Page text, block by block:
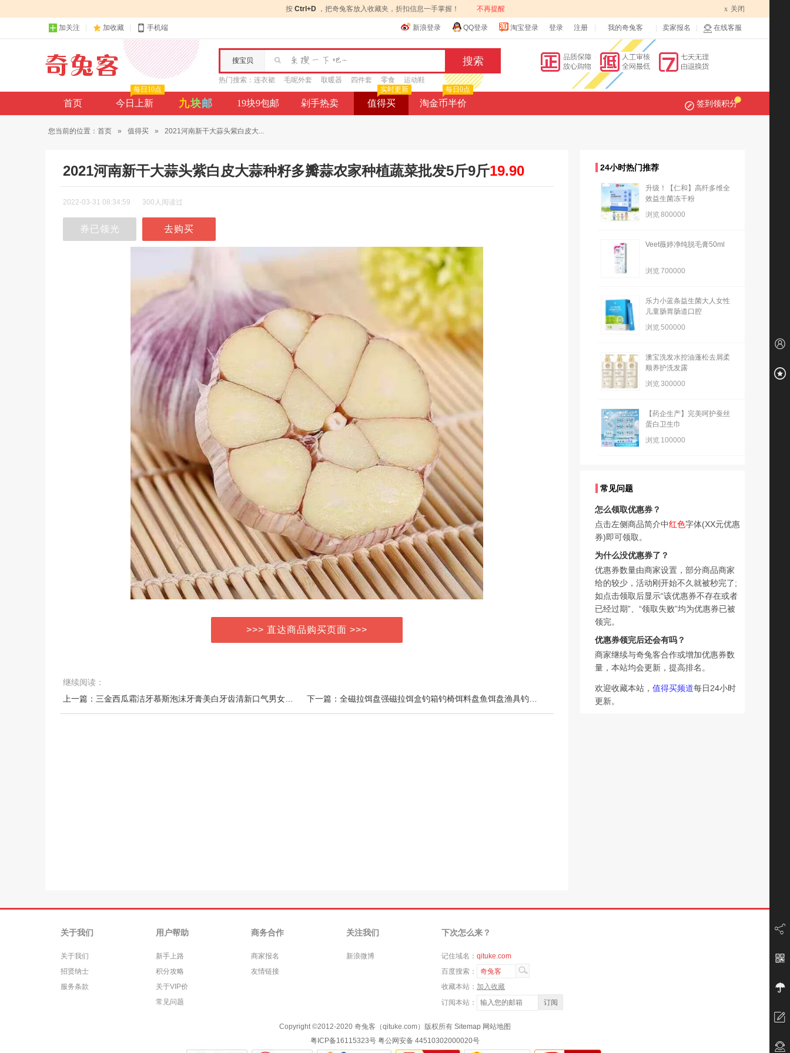
按 Ctrl+D ，把奇兔客放入收藏夹，折扣信息一手掌握！ 不再提醒 x 关闭
加关注 加收藏 手机端 新浪登录 QQ登录 淘宝登录 登录 注册 我的奇兔客 卖家报名 在线客服
搜宝贝
热门搜索： 连衣裙 毛呢外套 取暖器 四件套 零食 运动鞋
首页 今日上新
每日10点
九块邮 19块9包邮 剁手热卖 值得买
实时更新
淘金币半价
每日0点
签到领积分
您当前的位置： 首页 » 值得买 » 2021河南新干大蒜头紫白皮大...
2021河南新干大蒜头紫白皮大蒜种籽多瓣蒜农家种植蔬菜批发5斤9斤19.90
2022-03-31 08:34:59 300人阅读过
券已领光 去购买
>>> 直达商品购买页面 >>>
继续阅读：
24小时热门推荐
升级！【仁和】高纤多维全
效益生菌冻干粉
浏览800000
Veet薇婷净纯脱毛膏50ml
浏览700000
乐力小蓝条益生菌大人女性
儿童肠胃肠道口腔
浏览500000
澳宝洗发水控油蓬松去屑柔
顺养护洗发露
浏览300000
【药企生产】完美呵护蚕丝
蛋白卫生巾
浏览 100000
常见问题
怎么领取优惠券？
点击左侧商品简介中红色字体(XX元优惠
券)即可领取。
为什么没优惠券了？
优惠券数量由商家设置，部分商品商家
给的较少，活动刚开始不久就被秒完了;
如点击领取后显示“该优惠券不存在或者
已经过期”、“领取失败”均为优惠券已被
领完。
优惠券领完后还会有吗？
商家继续与奇兔客合作或增加优惠券数
量，本站均会更新，提高排名。
欢迎收藏本站， 值得买频道每日24小时
更新。
关于我们
关于我们
招贤纳士
服务条款
用户帮助
新手上路
积分攻略
关于VIP价
常见问题
商务合作
商家报名
友情链接
关注我们
新浪微博
下次怎么来？
记住域名： qituke.com
百度搜索：
奇兔客
收藏本站： 加入收藏
订阅本站：
Copyright ©2012-2020 奇兔客（qituke.com）版权所有 Sitemap 网站地图
粤ICP备16115323号 粤公网安备 44510302000020号